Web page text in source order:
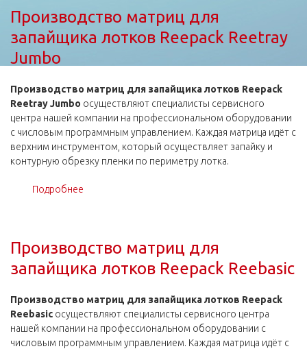
Производство матриц для
запайщика лотков Reepack Reetray
Jumbo
Производство матриц для запайщика лотков Reepack
Reetray Jumbo осуществляют специалисты сервисного
центра нашей компании на профессиональном оборудовании
с числовым программным управлением. Каждая матрица идёт с
верхним инструментом, который осуществляет запайку и
контурную обрезку пленки по периметру лотка.
Подробнее
Производство матриц для
запайщика лотков Reepack Reebasic
Производство матриц для запайщика лотков Reepack
Reebasic осуществляют специалисты сервисного центра
нашей компании на профессиональном оборудовании с
числовым программным управлением. Каждая матрица идёт с